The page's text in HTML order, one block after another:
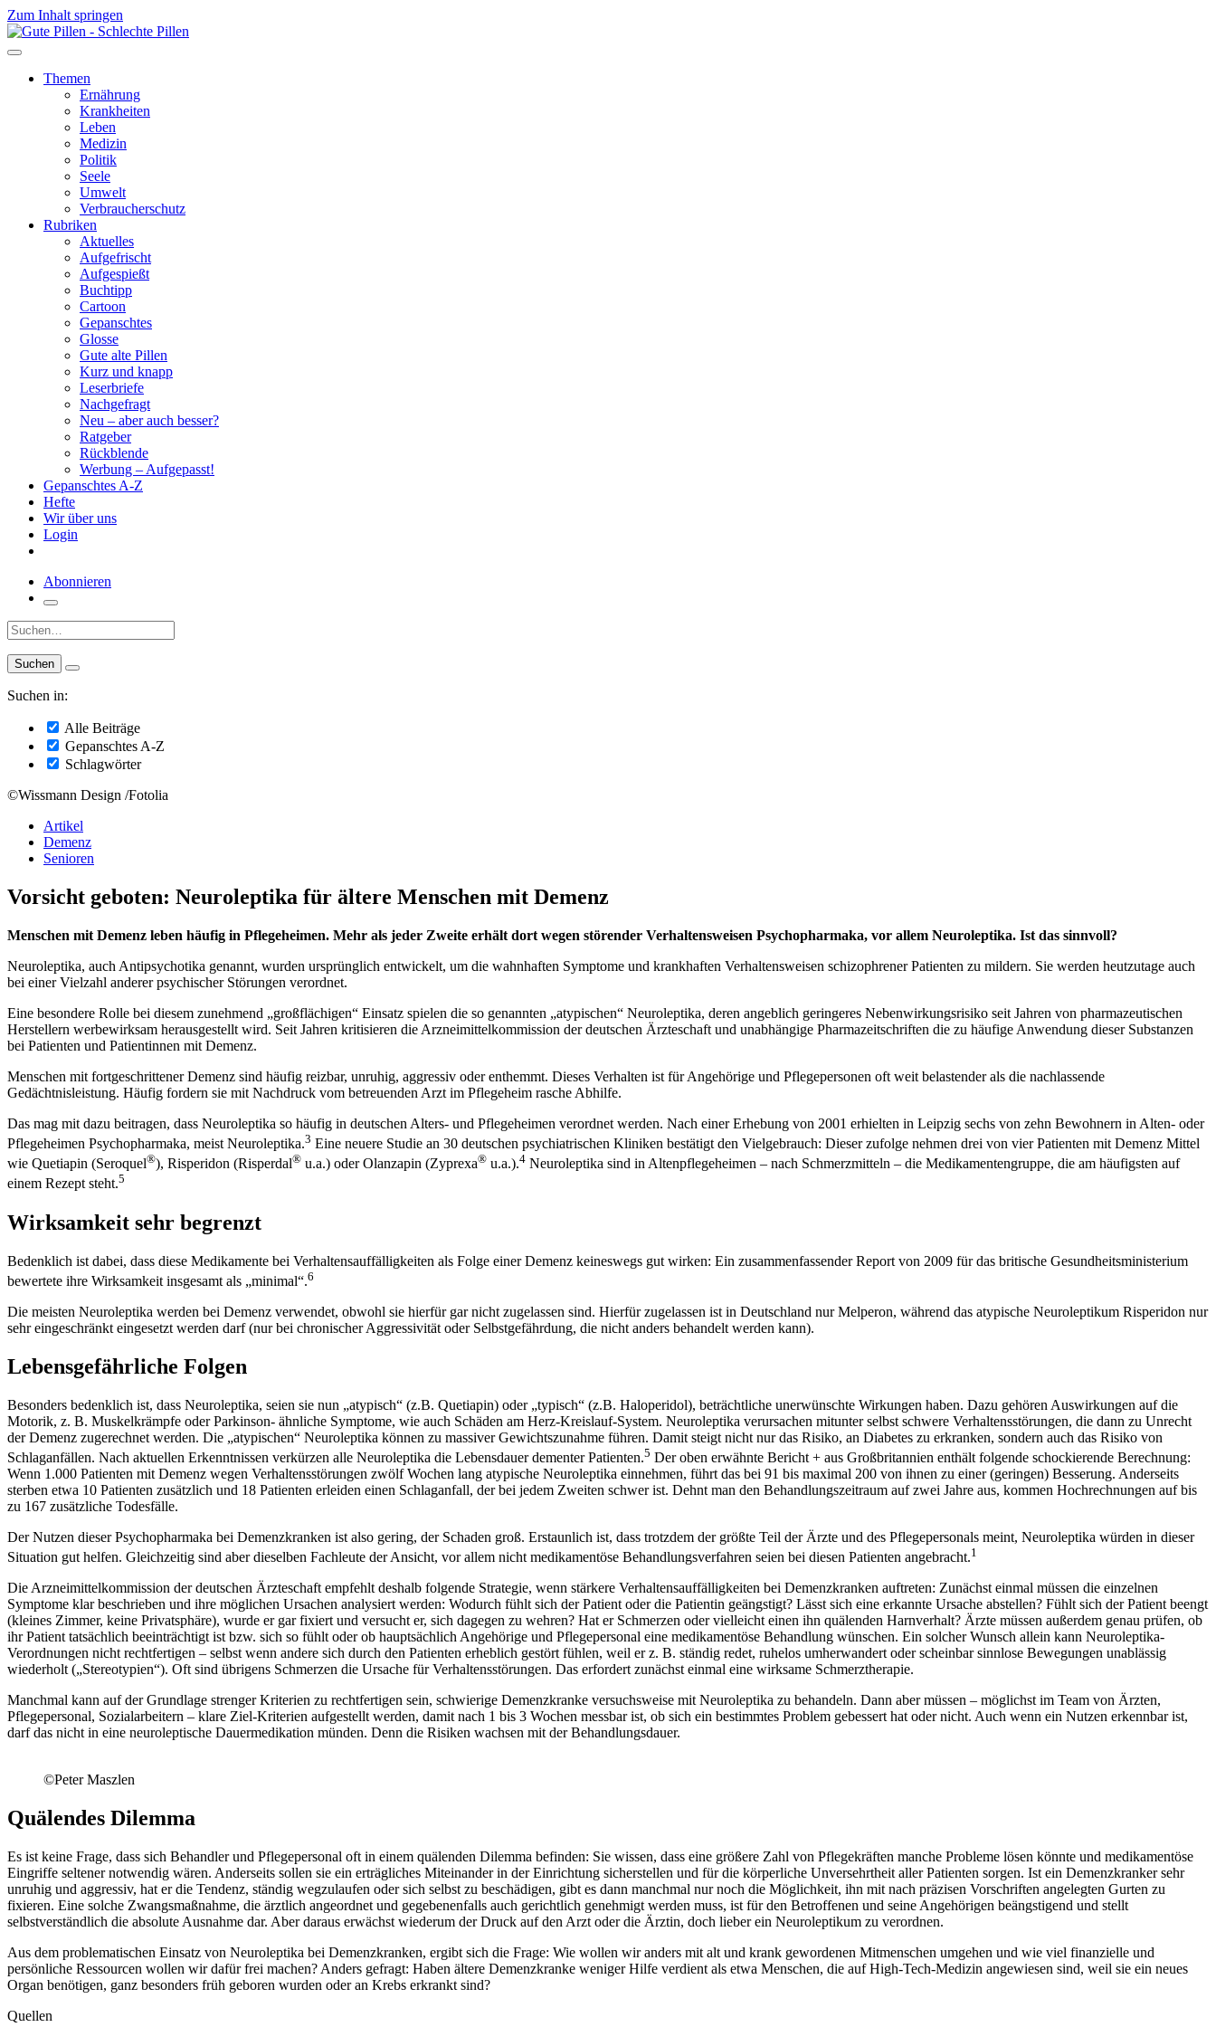
Zum Inhalt springen
Themen
Ernährung
Krankheiten
Leben
Medizin
Politik
Seele
Umwelt
Verbraucherschutz
Rubriken
Aktuelles
Aufgefrischt
Aufgespießt
Buchtipp
Cartoon
Gepanschtes
Glosse
Gute alte Pillen
Kurz und knapp
Leserbriefe
Nachgefragt
Neu – aber auch besser?
Ratgeber
Rückblende
Werbung – Aufgepasst!
Gepanschtes A-Z
Hefte
Wir über uns
Login
Abonnieren
Suche:
Suchen in:
Alle Beiträge
Gepanschtes A-Z
Schlagwörter
©Wissmann Design /Fotolia
Artikel
Demenz
Senioren
Vorsicht geboten: Neuroleptika für ältere Menschen mit Demenz
Menschen mit Demenz leben häufig in Pflegeheimen. Mehr als jeder Zweite erhält dort wegen störender Verhaltensweisen Psychopharmaka, vor allem Neuroleptika. Ist das sinnvoll?
Neuroleptika, auch Antipsychotika genannt, wurden ursprünglich entwickelt, um die wahnhaften Symptome und krankhaften Verhaltensweisen schizophrener Patienten zu mildern. Sie werden heutzutage auch
bei einer Vielzahl anderer psychischer Störungen verordnet.
Eine besondere Rolle bei diesem zunehmend „großflächigen“ Einsatz spielen die so genannten „atypischen“ Neuroleptika, deren angeblich geringeres Nebenwirkungsrisiko seit Jahren von pharmazeutischen
Herstellern werbewirksam herausgestellt wird. Seit Jahren kritisieren die Arzneimittelkommission der deutschen Ärzteschaft und unabhängige Pharmazeitschriften die zu häufige Anwendung dieser Substanzen
bei Patienten und Patientinnen mit Demenz.
Menschen mit fortgeschrittener Demenz sind häufig reizbar, unruhig, aggressiv oder enthemmt. Dieses Verhalten ist für Angehörige und Pflegepersonen oft weit belastender als die nachlassende
Gedächtnisleistung. Häufig fordern sie mit Nachdruck vom betreuenden Arzt im Pflegeheim rasche Abhilfe.
Das mag mit dazu beitragen, dass Neuroleptika so häufig in deutschen Alters- und Pflegeheimen verordnet werden. Nach einer Erhebung von 2001 erhielten in Leipzig sechs von zehn Bewohnern in Alten- oder
Pflegeheimen Psychopharmaka, meist Neuroleptika.3 Eine neuere Studie an 30 deutschen psychiatrischen Kliniken bestätigt den Vielgebrauch: Dieser zufolge nehmen drei von vier Patienten mit Demenz Mittel
wie Quetiapin (Seroquel®), Risperidon (Risperdal® u.a.) oder Olanzapin (Zyprexa® u.a.).4 Neuroleptika sind in Altenpflegeheimen – nach Schmerzmitteln – die Medikamentengruppe, die am häufigsten auf
einem Rezept steht.5
Wirksamkeit sehr begrenzt
Bedenklich ist dabei, dass diese Medikamente bei Verhaltensauffälligkeiten als Folge einer Demenz keineswegs gut wirken: Ein zusammenfassender Report von 2009 für das britische Gesundheitsministerium
bewertete ihre Wirksamkeit insgesamt als „minimal“.6
Die meisten Neuroleptika werden bei Demenz verwendet, obwohl sie hierfür gar nicht zugelassen sind. Hierfür zugelassen ist in Deutschland nur Melperon, während das atypische Neuroleptikum Risperidon nur
sehr eingeschränkt eingesetzt werden darf (nur bei chronischer Aggressivität oder Selbstgefährdung, die nicht anders behandelt werden kann).
Lebensgefährliche Folgen
Besonders bedenklich ist, dass Neuroleptika, seien sie nun „atypisch“ (z.B. Quetiapin) oder „typisch“ (z.B. Haloperidol), beträchtliche unerwünschte Wirkungen haben. Dazu gehören Auswirkungen auf die
Motorik, z. B. Muskelkrämpfe oder Parkinson- ähnliche Symptome, wie auch Schäden am Herz-Kreislauf-System. Neuroleptika verursachen mitunter selbst schwere Verhaltensstörungen, die dann zu Unrecht
der Demenz zugerechnet werden. Die „atypischen“ Neuroleptika können zu massiver Gewichtszunahme führen. Damit steigt nicht nur das Risiko, an Diabetes zu erkranken, sondern auch das Risiko von
Schlaganfällen. Nach aktuellen Erkenntnissen verkürzen alle Neuroleptika die Lebensdauer dementer Patienten.5 Der oben erwähnte Bericht + aus Großbritannien enthält folgende schockierende Berechnung:
Wenn 1.000 Patienten mit Demenz wegen Verhaltensstörungen zwölf Wochen lang atypische Neuroleptika einnehmen, führt das bei 91 bis maximal 200 von ihnen zu einer (geringen) Besserung. Anderseits
sterben etwa 10 Patienten zusätzlich und 18 Patienten erleiden einen Schlaganfall, der bei jedem Zweiten schwer ist. Dehnt man den Behandlungszeitraum auf zwei Jahre aus, kommen Hochrechnungen auf bis
zu 167 zusätzliche Todesfälle.
Der Nutzen dieser Psychopharmaka bei Demenzkranken ist also gering, der Schaden groß. Erstaunlich ist, dass trotzdem der größte Teil der Ärzte und des Pflegepersonals meint, Neuroleptika würden in dieser
Situation gut helfen. Gleichzeitig sind aber dieselben Fachleute der Ansicht, vor allem nicht medikamentöse Behandlungsverfahren seien bei diesen Patienten angebracht.1
Die Arzneimittelkommission der deutschen Ärzteschaft empfehlt deshalb folgende Strategie, wenn stärkere Verhaltensauffälligkeiten bei Demenzkranken auftreten: Zunächst einmal müssen die einzelnen
Symptome klar beschrieben und ihre möglichen Ursachen analysiert werden: Wodurch fühlt sich der Patient oder die Patientin geängstigt? Lässt sich eine erkannte Ursache abstellen? Fühlt sich der Patient beengt
(kleines Zimmer, keine Privatsphäre), wurde er gar fixiert und versucht er, sich dagegen zu wehren? Hat er Schmerzen oder vielleicht einen ihn quälenden Harnverhalt? Ärzte müssen außerdem genau prüfen, ob
ihr Patient tatsächlich beeinträchtigt ist bzw. sich so fühlt oder ob hauptsächlich Angehörige und Pflegepersonal eine medikamentöse Behandlung wünschen. Ein solcher Wunsch allein kann Neuroleptika-
Verordnungen nicht rechtfertigen – selbst wenn andere sich durch den Patienten erheblich gestört fühlen, weil er z. B. ständig redet, ruhelos umherwandert oder scheinbar sinnlose Bewegungen unablässig
wiederholt („Stereotypien“). Oft sind übrigens Schmerzen die Ursache für Verhaltensstörungen. Das erfordert zunächst einmal eine wirksame Schmerztherapie.
Manchmal kann auf der Grundlage strenger Kriterien zu rechtfertigen sein, schwierige Demenzkranke versuchsweise mit Neuroleptika zu behandeln. Dann aber müssen – möglichst im Team von Ärzten,
Pflegepersonal, Sozialarbeitern – klare Ziel-Kriterien aufgestellt werden, damit nach 1 bis 3 Wochen messbar ist, ob sich ein bestimmtes Problem gebessert hat oder nicht. Auch wenn ein Nutzen erkennbar ist,
darf das nicht in eine neuroleptische Dauermedikation münden. Denn die Risiken wachsen mit der Behandlungsdauer.
©Peter Maszlen
Quälendes Dilemma
Es ist keine Frage, dass sich Behandler und Pflegepersonal oft in einem quälenden Dilemma befinden: Sie wissen, dass eine größere Zahl von Pflegekräften manche Probleme lösen könnte und medikamentöse
Eingriffe seltener notwendig wären. Anderseits sollen sie ein erträgliches Miteinander in der Einrichtung sicherstellen und für die körperliche Unversehrtheit aller Patienten sorgen. Ist ein Demenzkranker sehr
unruhig und aggressiv, hat er die Tendenz, ständig wegzulaufen oder sich selbst zu beschädigen, gibt es dann manchmal nur noch die Möglichkeit, ihn mit nach präzisen Vorschriften angelegten Gurten zu
fixieren. Eine solche Zwangsmaßnahme, die ärztlich angeordnet und gegebenenfalls auch gerichtlich genehmigt werden muss, ist für den Betroffenen und seine Angehörigen beängstigend und stellt
selbstverständlich die absolute Ausnahme dar. Aber daraus erwächst wiederum der Druck auf den Arzt oder die Ärztin, doch lieber ein Neuroleptikum zu verordnen.
Aus dem problematischen Einsatz von Neuroleptika bei Demenzkranken, ergibt sich die Frage: Wie wollen wir anders mit alt und krank gewordenen Mitmenschen umgehen und wie viel finanzielle und
persönliche Ressourcen wollen wir dafür frei machen? Anders gefragt: Haben ältere Demenzkranke weniger Hilfe verdient als etwa Menschen, die auf High-Tech-Medizin angewiesen sind, weil sie ein neues
Organ benötigen, ganz besonders früh geboren wurden oder an Krebs erkrankt sind?
Quellen